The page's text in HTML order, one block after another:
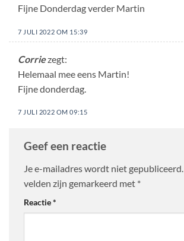
Fijne Donderdag verder Martin
7 JULI 2022 OM 15:39
Corriezegt:
Helemaal mee eens Martin!
Fijne donderdag.
7 JULI 2022 OM 09:15
Geef een reactie
Je e-mailadres wordt niet gepubliceerd.
velden zijn gemarkeerd met *
Reactie*